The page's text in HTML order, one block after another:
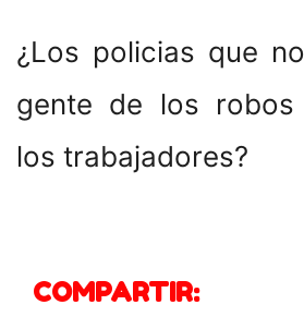
¿Los policias que
gente de los
los trabajadores?
COMPARTIR: